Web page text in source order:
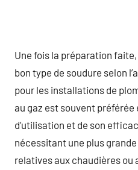
Une fois la préparation
bon type de soudure selon
pour les installations de
au gaz est souvent
d’utilisation et de son
nécessitant une plus
relatives aux chaudières ou